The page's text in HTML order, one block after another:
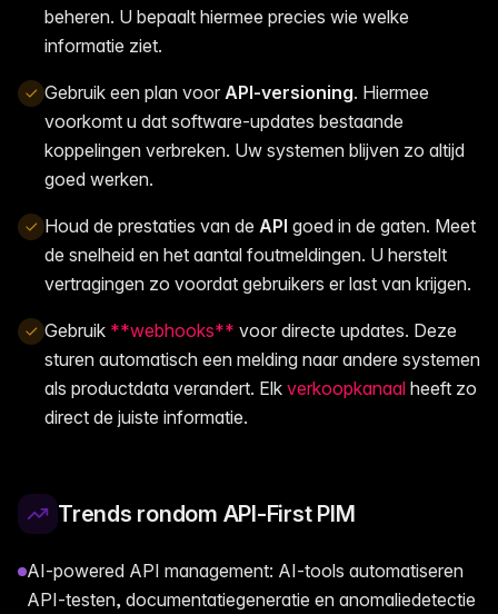
beheren. U bepaalt hiermee precies wie welke
informatie ziet.
Gebruik een plan voor API-versioning. Hiermee
voorkomt u dat software-updates bestaande
koppelingen verbreken. Uw systemen blijven zo altijd
goed werken.
Houd de prestaties van de API goed in de gaten. Meet
de snelheid en het aantal foutmeldingen. U herstelt
vertragingen zo voordat gebruikers er last van krijgen.
Gebruik **webhooks** voor directe updates. Deze
sturen automatisch een melding naar andere systemen
als productdata verandert. Elk verkoopkanaal heeft zo
direct de juiste informatie.
Trends rondom API-First PIM
AI-powered API management: AI-tools automatiseren
API-testen, documentatiegeneratie en anomaliedetectie